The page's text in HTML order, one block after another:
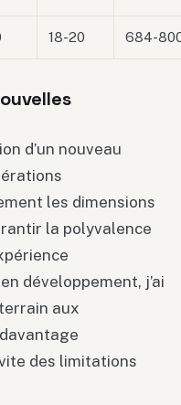
18-20 684-
d’un nouveau
les dimensions
la polyvalence
développement, j’ai
aux
des limitations